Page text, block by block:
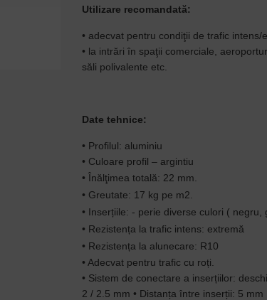
Utilizare recomandată:
• adecvat pentru condiţii detrafic intens/
• la intrări în spaţii comerciale
săli polivalente etc.
Date tehnice:
• Profilul: aluminiu
• Culoare profil– argintiu
• Înălţimea totală: 22 mm.
• Greutate: 17 kg pe m2.
• Inserțiile: - perie diverse culori ( negru,
• Rezistența la trafic intens: extremă
• Rezistența la alunecare: R10
• Adecvat pentru trafic cu roți.
• Sistem de conectare a inserțiilor:
2 / 2.5 mm • Distanța între inserții: 5 mm